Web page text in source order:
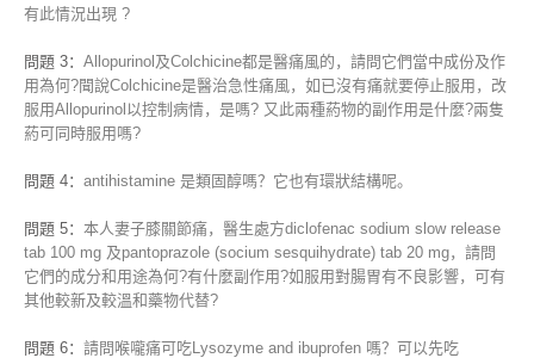
有此情況出現 ?
問題 3： Allopurinol及Colchicine都是醫痛風的，請問它們當中成份及作
用為何?聞說Colchicine是醫治急性痛風，如已沒有痛就要停止服用，改
服用Allopurinol以控制病情，是嗎? 又此兩種葯物的副作用是什麼?兩隻
葯可同時服用嗎?
問題 4： antihistamine 是類固醇嗎？它也有環狀結構呢。
問題 5： 本人妻子膝關節痛，醫生處方diclofenac sodium slow release
tab 100 mg 及pantoprazole (socium sesquihydrate) tab 20 mg，請問
它們的成分和用途為何?有什麼副作用?如服用對腸胃有不良影響，可有
其他較新及較溫和藥物代替?
問題 6： 請問喉嚨痛可吃Lysozyme and ibuprofen 嗎？可以先吃